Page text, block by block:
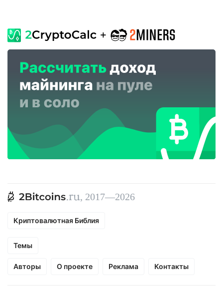
, 2017—2026
Криптовалютная Библия
Темы
Авторы О проекте Реклама Контакты